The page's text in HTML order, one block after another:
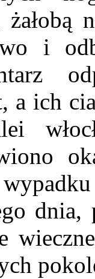
i
a ich